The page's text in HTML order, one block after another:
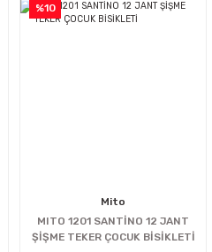
%10
Mito
MITO 1201 SANTİNO 12 JANT
ŞİŞME TEKER ÇOCUK BİSİKLETİ